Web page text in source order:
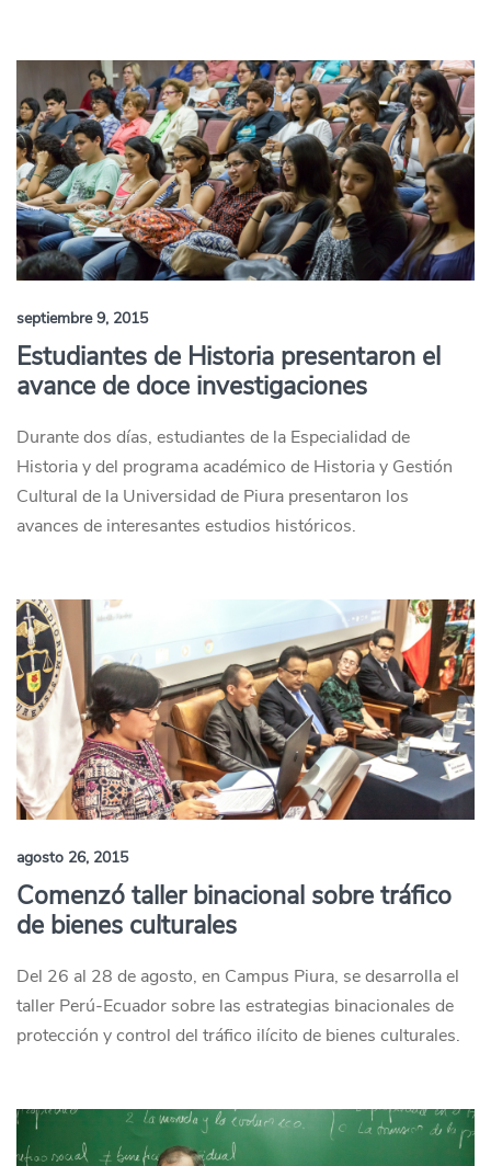
septiembre 9, 2015
Estudiantes de Historia presentaron el
avance de doce investigaciones
Durante dos días, estudiantes de la Especialidad de
Historia y del programa académico de Historia y Gestión
Cultural de la Universidad de Piura presentaron los
avances de interesantes estudios históricos.
agosto 26, 2015
Comenzó taller binacional sobre tráfico
de bienes culturales
Del 26 al 28 de agosto, en Campus Piura, se desarrolla el
taller Perú-Ecuador sobre las estrategias binacionales de
protección y control del tráfico ilícito de bienes culturales.